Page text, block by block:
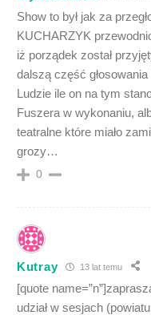
Show to był jak za
KUCHARZYK
iż porządek został
dalszą część
Ludzie ile on na tym
Fuszera w wykonaniu,
teatralne które miało
grozy…
0
Kutray 13 lat temu
[quote
udział w sesjach